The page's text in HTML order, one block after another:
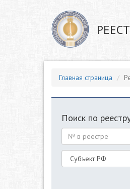
Главная страница
Поиск по